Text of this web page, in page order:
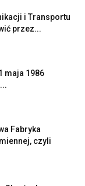
i Transportu
przez...
maja 1986
Fabryka
czyli